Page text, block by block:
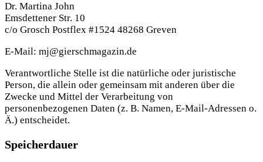
Dr. Martina John
Emsdettener Str. 10
c/o Grosch Postflex #1524 48268 Greven
E-Mail: mj@gierschmagazin.de
Verantwortliche Stelle ist die natürliche oder juristische
Person, die allein oder gemeinsam mit anderen über die
Zwecke und Mittel der Verarbeitung von
personenbezogenen Daten (z. B. Namen, E-Mail-Adressen o.
Ä.) entscheidet.
Speicherdauer